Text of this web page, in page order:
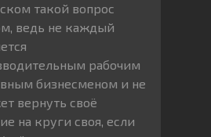
такой вопрос
ведь не каждый
рабочим
бизнесменом и не
вернуть своё
на круги своя, если